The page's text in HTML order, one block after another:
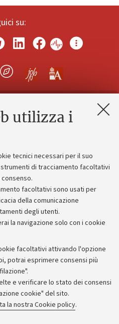
utilizza i
tecnici necessari per il suo
di tracciamento facoltativi
facoltativi sono usati per
della comunicazione
degli utenti.
la navigazione solo con i cookie
facoltativi attivando l'opzione
potrai esprimere consensi più
e verificare lo stato dei consensi
cookie" del sito.
la nostra Cookie policy.
su:
e PEC
e 5x1000
e concorsi
online
trasparente
notifica
sito e accessibilità